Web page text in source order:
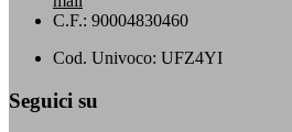
C.F.: 90004830460
Cod. Univoco: UFZ4YI
Seguici su